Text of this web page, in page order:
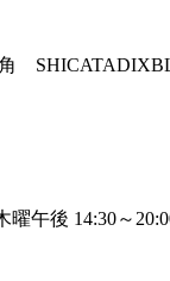
午後 14:30～